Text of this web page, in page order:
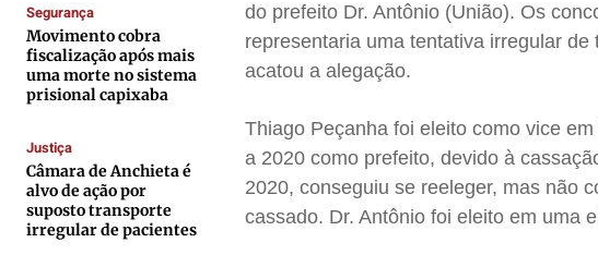
Publicidade Legal
Anuncie
Quem Somos
Expediente
Contato
Publicidade Legal
Anuncie
Quem Somos
Expediente
Contato
Publicidade Legal
Anuncie
Quem Somos
Expediente
Contato
Publicidade Legal
Anuncie
Quem Somos
Expediente
Contato
Segurança
Movimento cobra
fiscalização após mais
uma morte no sistema
prisional capixaba
Justiça
Câmara de Anchieta é
alvo de ação por
suposto transporte
irregular de pacientes
do prefeito Dr. Antônio (União). Os
representaria uma tentativa irregular
acatou a alegação.
Thiago Peçanha foi eleito como vice
a 2020 como prefeito, devido à
2020, conseguiu se reeleger, mas não
cassado. Dr. Antônio foi eleito em uma